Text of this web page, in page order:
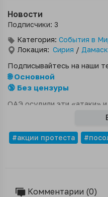
Новости
Подписчики: 3
Категория: События в
Локация: Сирия / Дамаск
Подписывайтесь на наши
🌐 Основной
🔞 Без цензуры
ОАЭ осудили эти «атаки»
правительства
#акции протеста
Комментарии (0)